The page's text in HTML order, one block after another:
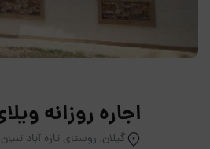
اجاره روزانه
گیلان, روستای تازه آباد تنیان